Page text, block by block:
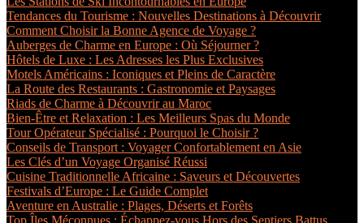
Tendances du Tourisme : Nouvelles Destinations à Découvrir
Comment Choisir la Bonne Agence de Voyage ?
Auberges de Charme en Europe : Où Séjourner ?
Hôtels de Luxe : Les Adresses les Plus Exclusives
Motels Américains : Iconiques et Pleins de Caractère
La Route des Restaurants : Gastronomie et Paysages
Riads de Charme à Découvrir au Maroc
Bien-Être et Relaxation : Les Meilleurs Spas du Monde
Tour Opérateur Spécialisé : Pourquoi le Choisir ?
Conseils de Transport : Voyager Confortablement en Asie
Les Clés d’un Voyage Organisé Réussi
Cuisine Traditionnelle Africaine : Saveurs et Découvertes
Festivals d’Europe : Le Guide Complet
Aventure en Australie : Plages, Déserts et Forêts
Top Îles Méconnues : Échappez-vous Hors des Sentiers Battus